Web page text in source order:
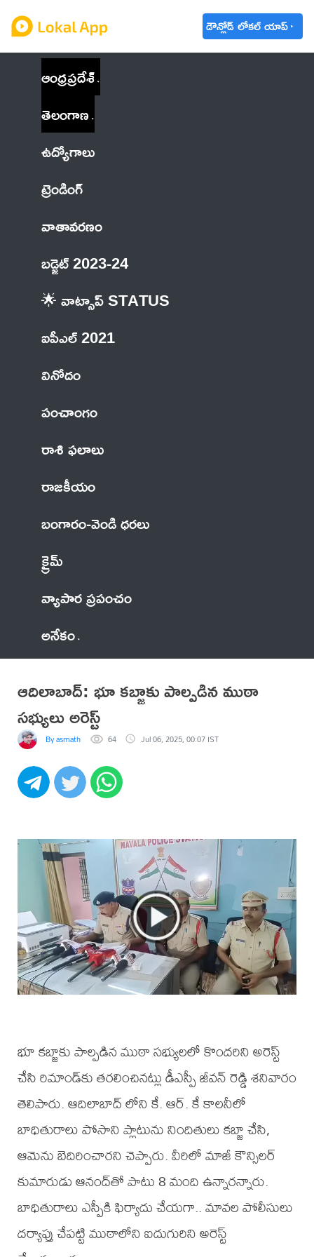
డౌన్లోడ్ లోకల్ యాప్
ఆంధ్రప్రదేశ్
తెలంగాణ
ఉద్యోగాలు
ట్రెండింగ్
వాతావరణం
బడ్జెట్ 2023-24
🌟 వాట్సాప్ STATUS
ఐపీఎల్ 2021
వినోదం
పంచాంగం
రాశి ఫలాలు
రాజకీయం
బంగారం-వెండి ధరలు
క్రైమ్
వ్యాపార ప్రపంచం
అనేకం
ఆదిలాబాద్: భూ కబ్జాకు పాల్పడిన ముఠా
సభ్యులు అరెస్ట్
By asmath 64 Jul 06, 2025, 00:07 IST
భూ కబ్జాకు పాల్పడిన ముఠా సభ్యులలో కొందరిని అరెస్ట్
చేసి రిమాండ్‌కు తరలించినట్లు డీఎస్పీ జీవన్ రెడ్డి శనివారం
తెలిపారు. ఆదిలాబాద్ లోని కే. ఆర్. కే కాలనీలో
బాధితురాలు పోసాని ప్లాటును నిందితులు కబ్జా చేసి,
ఆమెను బెదిరించారని చెప్పారు. వీరిలో మాజీ కౌన్సిలర్
కుమారుడు ఆనంద్‌తో పాటు 8 మంది ఉన్నారన్నారు.
బాధితురాలు ఎస్పీకి ఫిర్యాదు చేయగా.. మావల పోలీసులు
దర్యాప్తు చేపట్టి ముఠాలోని ఐదుగురిని అరెస్ట్